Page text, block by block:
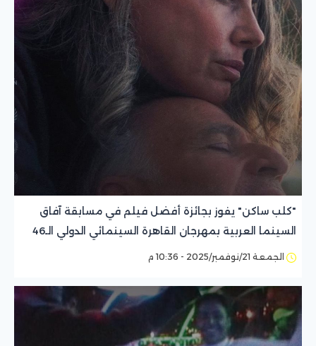
"كلب ساكن" يفوز بجائزة أفضل فيلم في مسابقة آفاق
السينما العربية بمهرجان القاهرة السينمائي الدولي الـ46
الجمعة 21/نوفمبر/2025 - 10:36 م